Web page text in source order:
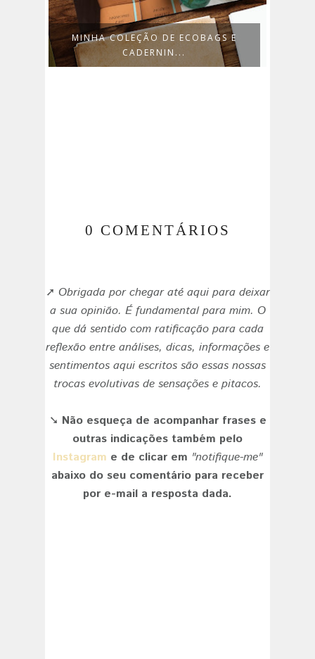
O QUE FAÇO PARA TER UMA
ESCRITA MAI...
0 COMENTÁRIOS
➚ Obrigada por chegar até aqui para deixar
a sua opinião. É fundamental para mim. O
que dá sentido com ratificação para cada
reflexão entre análises, dicas, informações e
sentimentos aqui escritos são essas nossas
trocas evolutivas de sensações e pitacos.
➘ Não esqueça de acompanhar frases e
outras indicações também pelo
Instagram e de clicar em "notifique-me"
abaixo do seu comentário para receber
por e-mail a resposta dada.